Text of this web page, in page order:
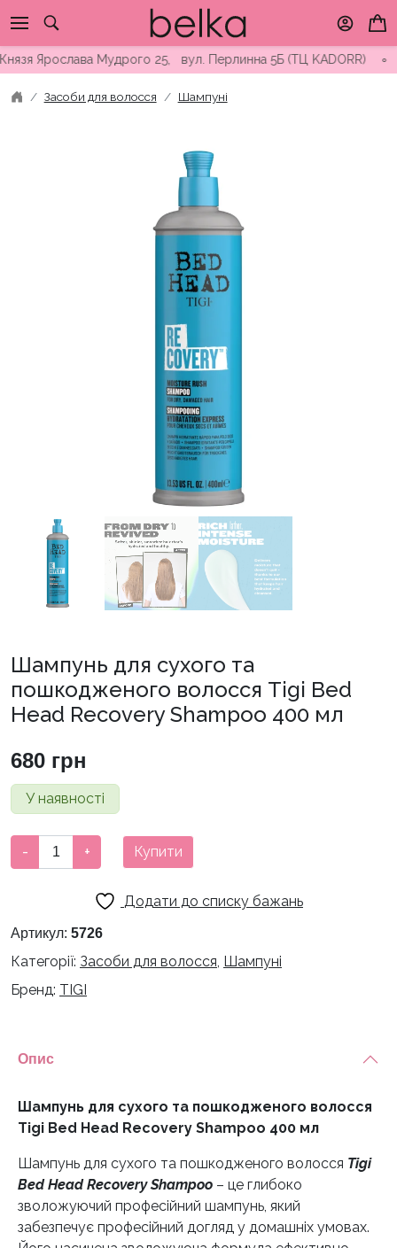
to
content
Мудрого 25, вул. Перлинна 5Б (ТЦ KADORR) ∘
Засоби для волосся Шампуні
Шампунь для сухого та
пошкодженого волосся Tigi Bed
Head Recovery Shampoo 400 мл
680 грн
У наявності
Шампунь
для
пошкодженого
Bed
Shampoo
мл
кількість
- + Купити
Додати до списку бажань
Артикул: 5726
Категорії: Засоби для волосся, Шампуні
Бренд: TIGI
Опис
Шампунь для сухого та пошкодженого волосся
Tigi Bed Head Recovery Shampoo 400 мл
Шампунь для сухого та пошкодженого волосся Tigi
Bed Head Recovery Shampoo – це глибоко
зволожуючий професійний шампунь, який
забезпечує професійний догляд у домашніх умовах.